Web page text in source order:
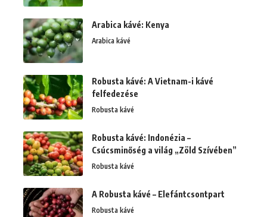
Arabica kávé: Kenya
Arabica kávé
Robusta kávé: A Vietnam-i kávé
felfedezése
Robusta kávé
Robusta kávé: Indonézia –
Csúcsminőség a világ „Zöld Szívében”
Robusta kávé
A Robusta kávé – Elefántcsontpart
Robusta kávé